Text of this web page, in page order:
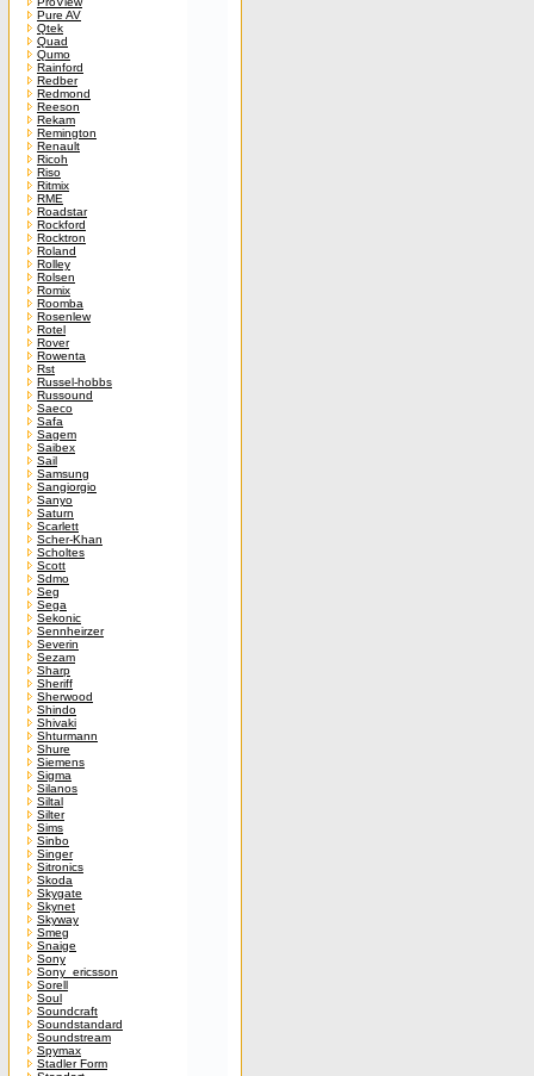
Pure AV
Qtek
Quad
Qumo
Rainford
Redber
Redmond
Reeson
Rekam
Remington
Renault
Ricoh
Riso
Ritmix
RME
Roadstar
Rockford
Rocktron
Roland
Rolley
Rolsen
Romix
Roomba
Rosenlew
Rotel
Rover
Rowenta
Rst
Russel-hobbs
Russound
Saeco
Safa
Sagem
Saibex
Sail
Samsung
Sangiorgio
Sanyo
Saturn
Scarlett
Scher-Khan
Scholtes
Scott
Sdmo
Seg
Sega
Sekonic
Sennheirzer
Severin
Sezam
Sharp
Sheriff
Sherwood
Shindo
Shivaki
Shturmann
Shure
Siemens
Sigma
Silanos
Siltal
Silter
Sims
Sinbo
Singer
Sitronics
Skoda
Skygate
Skynet
Skyway
Smeg
Snaige
Sony
Sony_ericsson
Sorell
Soul
Soundcraft
Soundstandard
Soundstream
Spymax
Stadler Form